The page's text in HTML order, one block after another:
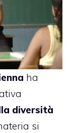
ha
diversità
si